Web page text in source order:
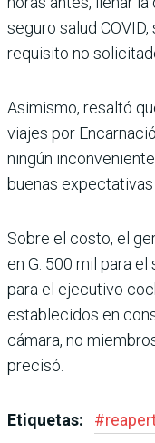
seguro salud
requisito no
Asimismo, resaltó
viajes por
ningún
buenas
Sobre el costo, el
en G. 500 mil para
para el ejecutivo
establecidos en
cámara, no
precisó.
Etiquetas: #